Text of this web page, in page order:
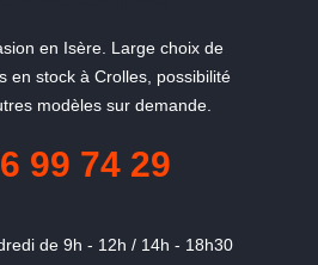
en Isère. Large choix de
en stock à Crolles, possibilité
modèles sur demande.
99 74 29
de 9h - 12h / 14h - 18h30